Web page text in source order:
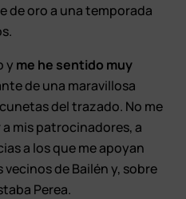
de oro a una temporada
y me he sentido muy
de una maravillosa
del trazado. No me
mis patrocinadores, a
a los que me apoyan
de Bailén y, sobre
Perea.